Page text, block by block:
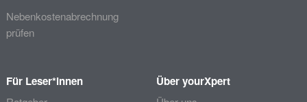
Nebenkostenabrechnung
prüfen
Für Leser*innen Über yourXpert